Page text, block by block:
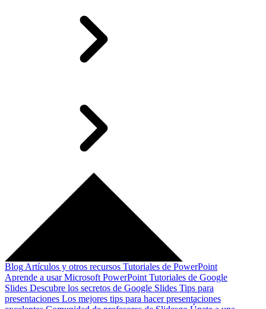
Blog Artículos y otros recursos Tutoriales de PowerPoint
Aprende a usar Microsoft PowerPoint Tutoriales de Google
Slides Descubre los secretos de Google Slides Tips para
presentaciones Los mejores tips para hacer presentaciones